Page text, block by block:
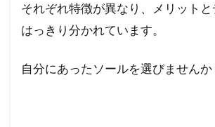
それぞれ特徴が異なり、メリット
はっきり分かれています。
自分にあったソールを選びませんか